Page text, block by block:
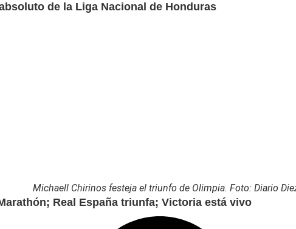
de la Liga Nacional de Honduras
Michaell Chirinos festeja el triunfo de Olimpia. Foto: Diario
Real España triunfa; Victoria está vivo